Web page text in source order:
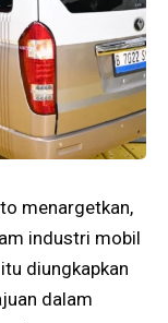
menargetkan,
industri mobil
diungkapkan
dalam